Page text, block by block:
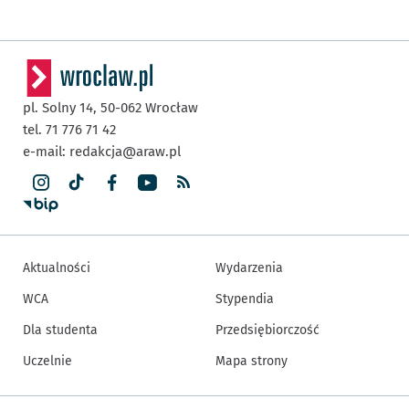
pl. Solny 14, 50-062 Wrocław
tel. 71 776 71 42
e-mail: redakcja@araw.pl
Aktualności
WCA
Dla studenta
Uczelnie
Wydarzenia
Stypendia
Przedsiębiorczość
Mapa strony